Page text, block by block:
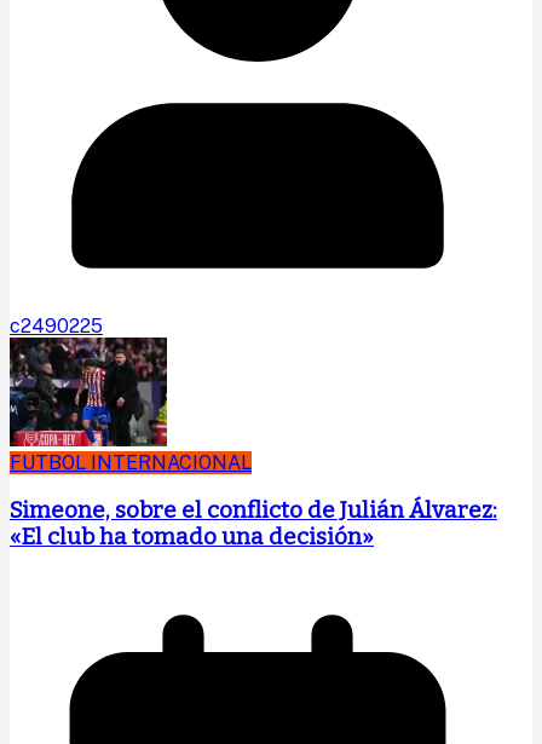
c2490225
FUTBOL INTERNACIONAL
Simeone, sobre el conflicto de Julián Álvarez:
«El club ha tomado una decisión»